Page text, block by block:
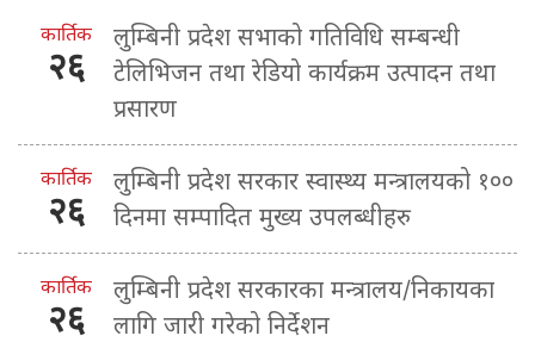
कार्तिक
२६
लुम्बिनी प्रदेश सभाको गतिविधि सम्बन्धी
टेलिभिजन तथा रेडियो कार्यक्रम उत्पादन तथा
प्रसारण
कार्तिक
२६
लुम्बिनी प्रदेश सरकार स्वास्थ्य मन्त्रालयको १००
दिनमा सम्पादित मुख्य उपलब्धीहरु
कार्तिक
२६
लुम्बिनी प्रदेश सरकारका मन्त्रालय/निकायका
लागि जारी गरेको निर्देशन